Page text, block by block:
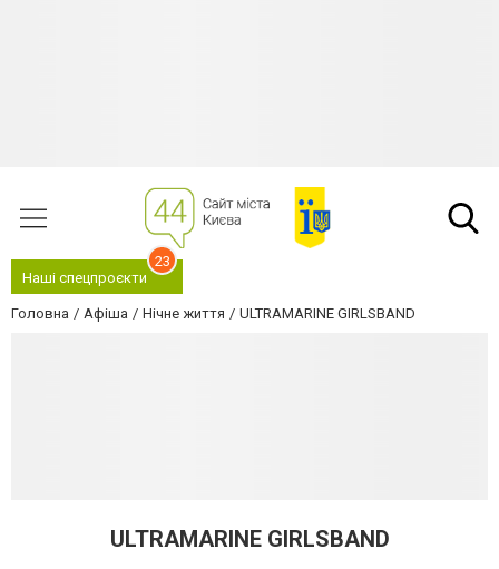
Наші спецпроєкти
23
Головна Афіша Нічне життя ULTRAMARINE GIRLSBAND
ULTRAMARINE GIRLSBAND